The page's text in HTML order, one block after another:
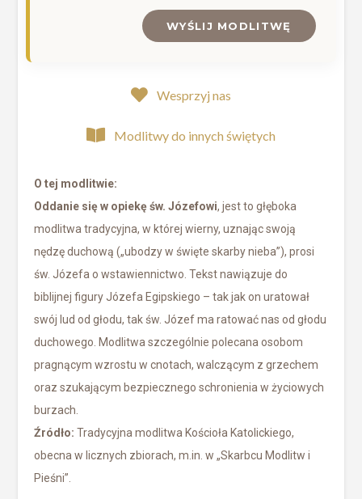
WYŚLIJ MODLITWĘ
Wesprzyj nas
Modlitwy do innych świętych
O tej modlitwie:
Oddanie się w opiekę św. Józefowi, jest to głęboka
modlitwa tradycyjna, w której wierny, uznając swoją
nędzę duchową („ubodzy w święte skarby nieba”), prosi
św. Józefa o wstawiennictwo. Tekst nawiązuje do
biblijnej figury Józefa Egipskiego – tak jak on uratował
swój lud od głodu, tak św. Józef ma ratować nas od głodu
duchowego. Modlitwa szczególnie polecana osobom
pragnącym wzrostu w cnotach, walczącym z grzechem
oraz szukającym bezpiecznego schronienia w życiowych
burzach.
Źródło: Tradycyjna modlitwa Kościoła Katolickiego,
obecna w licznych zbiorach, m.in. w „Skarbcu Modlitw i
Pieśni”.